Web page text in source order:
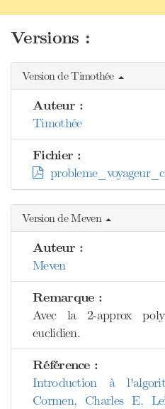
Versions :
Version de Timothée
Auteur :
Timothée
Fichier :
Version de Meven
Auteur :
Meven
Remarque :
Avec la 2-approx
euclidien.
Référence :
Introduction à
Cormen, Charles E.